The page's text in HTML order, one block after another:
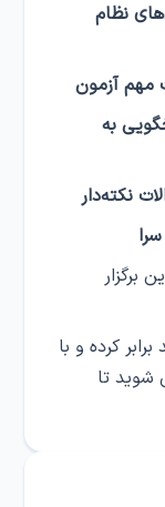
نظام
مهم آزمون
به
نکته‌دار
برگزار
کرده و با
شوید تا